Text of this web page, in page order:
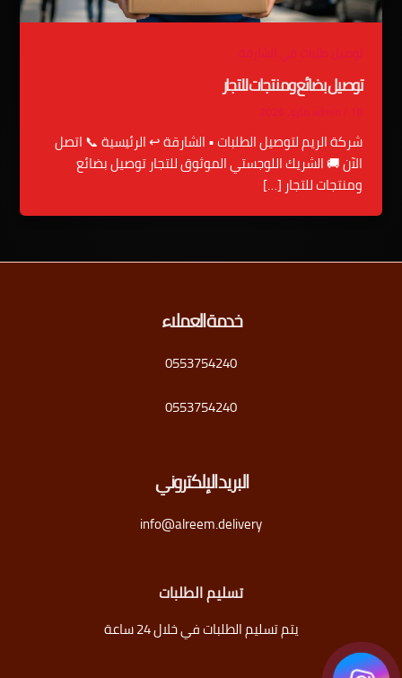
توصيل طلبات في الشارقة
توصيل بضائع ومنتجات للتجار
admin/ 16 مايو، 2026
شركة الريم لتوصيل الطلبات • الشارقة ↩ الرئيسية 📞 اتصل
الآن 🚚 الشريك اللوجستي الموثوق للتجار توصيل بضائع
ومنتجات للتجار […]
خدمة العملاء
0553754240
0553754240
البريد الإلكتروني
info@alreem.delivery
تسليم الطلبات
يتم تسليم الطلبات في خلال 24 ساعة